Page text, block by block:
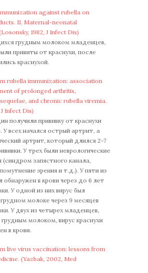
against rubella on
II. Maternal-neonatal
1982, J Infect Dis)
грудным молоком младенцев,
привиты от краснухи, после
краснухой.
rubella immunization: association
of prolonged arthritis,
and chronic rubella viremia.
Infect Dis)
получили прививку от краснухи
У всех начался острый артрит, а
артрит, который длился 2-7
У трех были неврологические
(синдром запястного канала,
зрения и т.д.). У пяти из
обнаружен в крови через до 6 лет
У одной из них вирус был
молоке через 9 месяцев
У двух из четырех младенцев,
молоком, вирус краснухи
в крови.
live virus vaccination: lessons from
(Yazbak, 2002, Med